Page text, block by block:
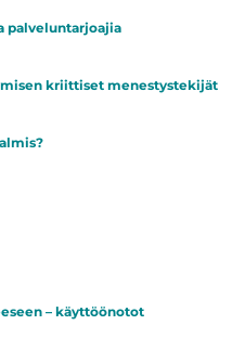
palveluntarjoajia
kriittiset menestystekijät
– käyttöönotot